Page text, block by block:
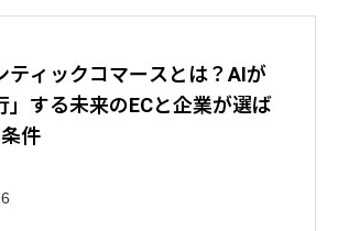
ティックコマースとは？AIが
」する未来のECと企業が選ば
件